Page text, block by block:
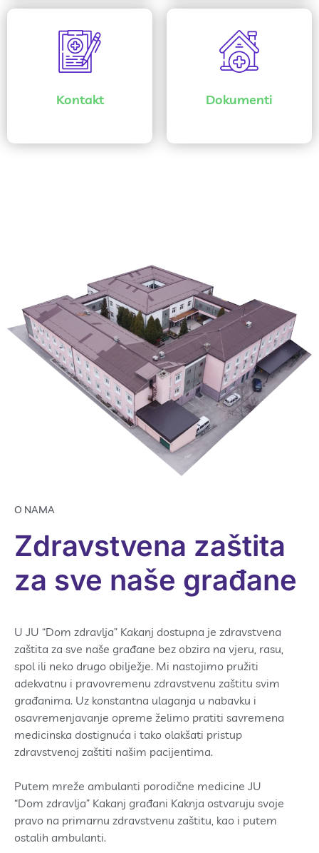
Kontakt Dokumenti
O NAMA
Zdravstvena zaštita
za sve naše građane
U JU “Dom zdravlja” Kakanj dostupna je zdravstvena
zaštita za sve naše građane bez obzira na vjeru, rasu,
spol ili neko drugo obilježje. Mi nastojimo pružiti
adekvatnu i pravovremenu zdravstvenu zaštitu svim
građanima. Uz konstantna ulaganja u nabavku i
osavremenjavanje opreme želimo pratiti savremena
medicinska dostignuća i tako olakšati pristup
zdravstvenoj zaštiti našim pacijentima.
Putem mreže ambulanti porodične medicine JU
“Dom zdravlja” Kakanj građani Kaknja ostvaruju svoje
pravo na primarnu zdravstvenu zaštitu, kao i putem
ostalih ambulanti.